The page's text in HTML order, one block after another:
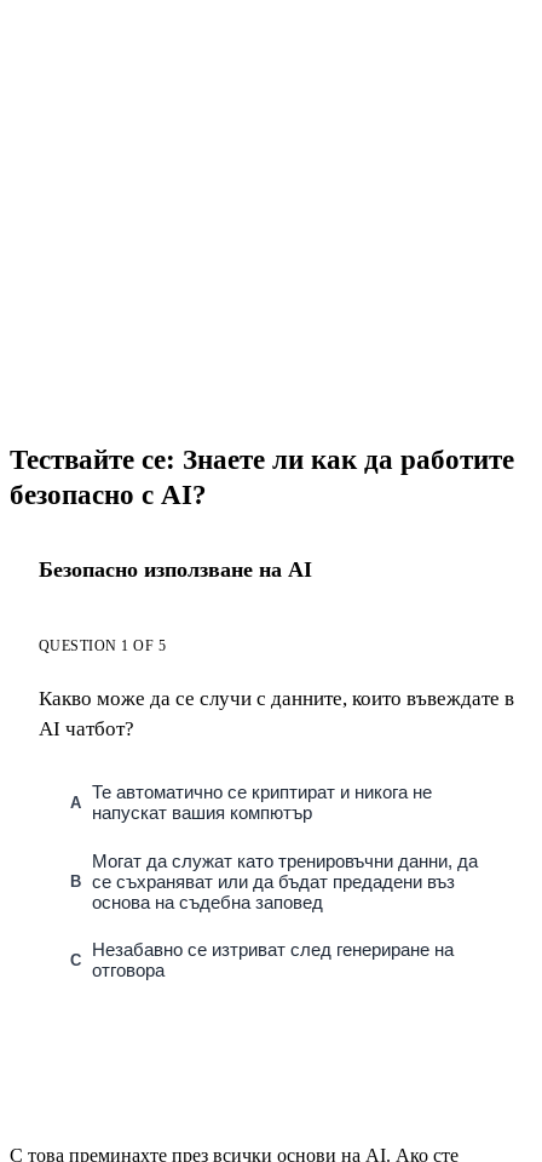
Тествайте се: Знаете ли как да работите
безопасно с AI?
Безопасно използване на AI
QUESTION 1 OF 5
Какво може да се случи с данните, които въвеждате в
AI чатбот?
A
Те автоматично се криптират и никога не
напускат вашия компютър
B
Могат да служат като тренировъчни данни, да
се съхраняват или да бъдат предадени въз
основа на съдебна заповед
C
Незабавно се изтриват след генериране на
отговора
С това преминахте през всички основи на AI. Ако сте